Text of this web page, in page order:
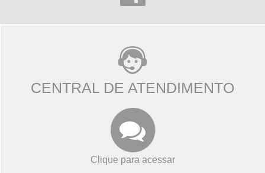
CENTRAL DE ATENDIMENTO
Clique para acessar